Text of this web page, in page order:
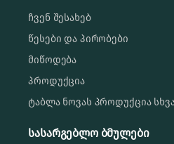
ჩვენ შესახებ
წესები და პირობები
მიწოდება
პროდუქცია
ტაბლა ნოვას პროდუქცია
სასარგებლო ბმულები